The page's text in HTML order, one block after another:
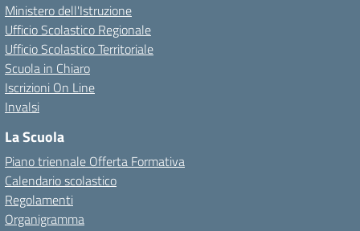
Ministero dell'Istruzione
Ufficio Scolastico Regionale
Ufficio Scolastico Territoriale
Scuola in Chiaro
Iscrizioni On Line
Invalsi
La Scuola
Piano triennale Offerta Formativa
Calendario scolastico
Regolamenti
Organigramma